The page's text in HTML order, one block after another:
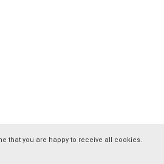
that you are happy to receive all cookies.